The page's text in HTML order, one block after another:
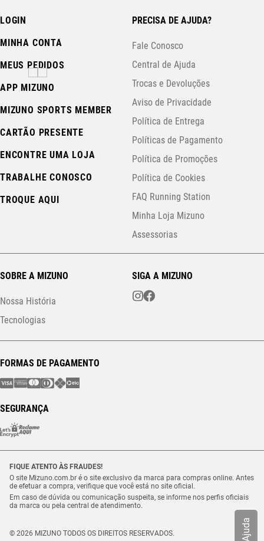
Ajuda
LOGIN
MINHA CONTA
MEUS PEDIDOS
APP MIZUNO
MIZUNO SPORTS MEMBER
CARTÃO PRESENTE
ENCONTRE UMA LOJA
TRABALHE CONOSCO
TROQUE AQUI
PRECISA DE AJUDA?
Fale Conosco
Central de Ajuda
Trocas e Devoluções
Aviso de Privacidade
Política de Entrega
Políticas de Pagamento
Política de Promoções
Política de Cookies
FAQ Running Station
Minha Loja Mizuno
Assessorias
SOBRE A MIZUNO
Nossa História
Tecnologias
SIGA A MIZUNO
FORMAS DE PAGAMENTO
SEGURANÇA
FIQUE ATENTO ÀS FRAUDES!
O site Mizuno.com.br é o site exclusivo da marca para compras online. Antes
de efetuar a compra, verifique que você está no site oficial.
Em caso de dúvida ou comunicação suspeita, se informe nos perfis oficiais
da marca ou pela central de atendimento.
© 2026 MIZUNO TODOS OS DIREITOS RESERVADOS.